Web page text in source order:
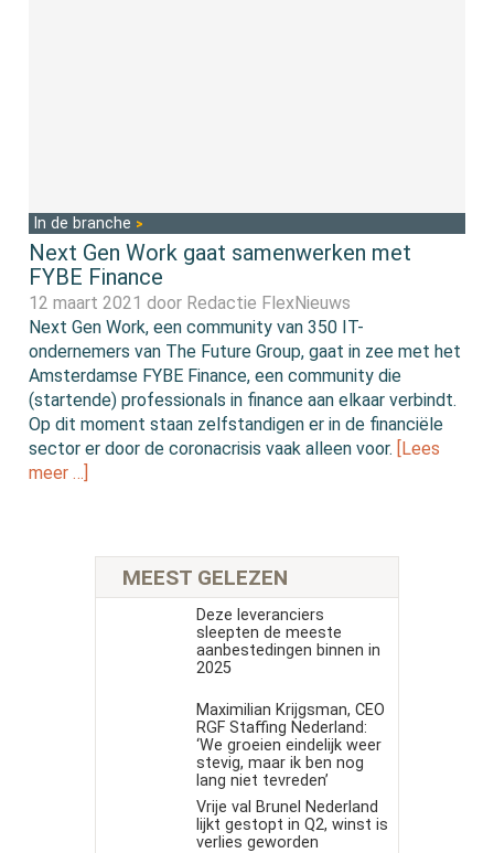
In de branche
Next Gen Work gaat samenwerken met
FYBE Finance
12 maart 2021 door Redactie FlexNieuws
Next Gen Work, een community van 350 IT-
ondernemers van The Future Group, gaat in zee met het
Amsterdamse FYBE Finance, een community die
(startende) professionals in finance aan elkaar verbindt.
Op dit moment staan zelfstandigen er in de financiële
sector er door de coronacrisis vaak alleen voor.
[Lees
meer …]
MEEST GELEZEN
Deze leveranciers
sleepten de meeste
aanbestedingen binnen in
2025
Maximilian Krijgsman, CEO
RGF Staffing Nederland:
‘We groeien eindelijk weer
stevig, maar ik ben nog
lang niet tevreden’
Vrije val Brunel Nederland
lijkt gestopt in Q2, winst is
verlies geworden